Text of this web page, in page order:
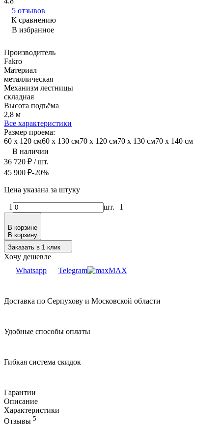
5 отзывов
К сравнению
В избранное
Производитель
Fakro
Материал
металлическая
Механизм лестницы
складная
Высота подъёма
2,8 м
Все характеристики
Размер проема:
60 x 120 cм60 x 130 cм70 x 120 cм70 x 130 cм70 x 140 cм
В наличии
36 720 ₽ / шт.
45 900 ₽-20%
Цена указана за штуку
1 шт. 1
В корзине
В корзину
Заказать в 1 клик
Хочу дешевле
Whatsapp
Telegram MAX
Доставка по Серпухову и Московской области
Удобные способы оплаты
Гибкая система скидок
Гарантии
Описание
Характеристики
Отзывы 5